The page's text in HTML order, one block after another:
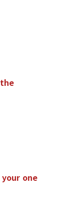
the
your one